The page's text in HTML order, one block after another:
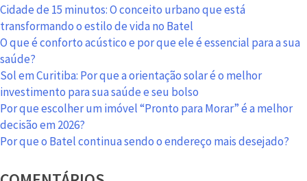
e
construtoras
Cidade de 15 minutos: O conceito urbano que está
transformando o estilo de vida no Batel
O que é conforto acústico e por que ele é essencial para a sua
saúde?
Sol em Curitiba: Por que a orientação solar é o melhor
investimento para sua saúde e seu bolso
Por que escolher um imóvel “Pronto para Morar” é a melhor
decisão em 2026?
Por que o Batel continua sendo o endereço mais desejado?